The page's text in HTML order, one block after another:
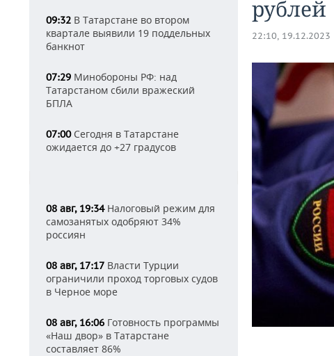
09:32 В Татарстане во втором
квартале выявили 19 поддельных
банкнот
07:29 Минобороны РФ: над
Татарстаном сбили вражеский
БПЛА
07:00Сегодня в Татарстане
ожидается до +27 градусов
08 авг, 19:34Налоговый режим для
самозанятых одобряют 34%
россиян
08 авг, 17:17 Власти Турции
ограничили проход торговых судов
в Черное море
08 авг, 16:06 Готовность программы
«Наш двор» в Татарстане
составляет 86%
рублей
22:10, 19.12.2023